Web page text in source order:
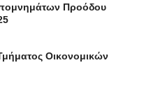
Προόδου
Οικονομικών